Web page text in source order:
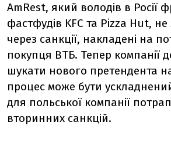
AmRest, який володів в Росії
фастфудів KFC та Pizza Hut, не
через санкції, накладені на
покупця ВТБ. Тепер компанії
шукати нового претендента
процес може бути
для польської компанії
вторинних санкцій.